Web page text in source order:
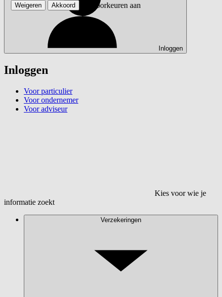
Inloggen
Inloggen
Voor particulier
Voor ondernemer
Voor adviseur
Kies voor wie je
informatie zoekt
Verzekeringen
Pas voorkeuren aan
Weigeren Akkoord